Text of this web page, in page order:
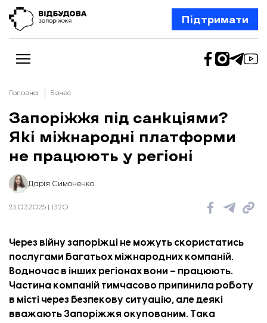
Підтримати
Новини
Відбудова Запоріжжя
Ексклюзив
Шлях додому
Відбудова. Життя
Про нас
Головна Бізнес
Запоріжжя під санкціями?
Які міжнародні платформи
не працюють у регіоні
Дарія Симоненко
23.03.2025 | 13:20
Через війну запоріжці не можуть скористатись
послугами багатьох міжнародних компаній.
Водночас в інших регіонах вони – працюють.
Частина компаній тимчасово припинила роботу
в місті через безпекову ситуацію, але деякі
вважають Запоріжжя окупованим. Така